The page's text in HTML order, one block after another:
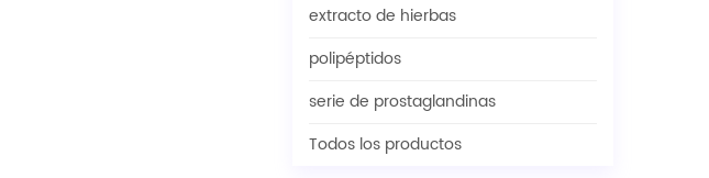
extracto de hierbas
polipéptidos
serie de prostaglandinas
Todos los productos